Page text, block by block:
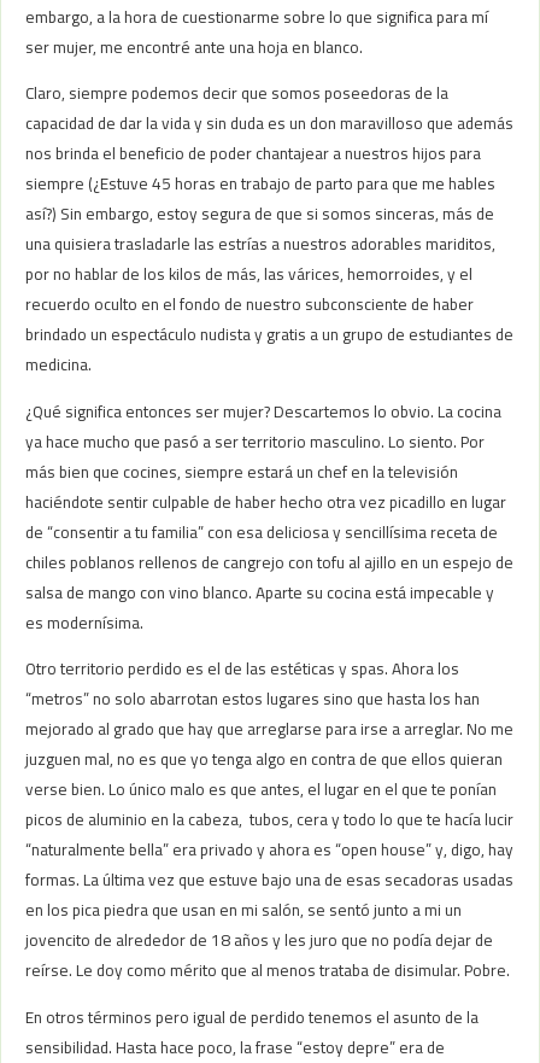
embargo, a la hora de cuestionarme sobre lo que significa para mí
ser mujer, me encontré ante una hoja en blanco.
Claro, siempre podemos decir que somos poseedoras de la
capacidad de dar la vida y sin duda es un don maravilloso que además
nos brinda el beneficio de poder chantajear a nuestros hijos para
siempre (¿Estuve 45 horas en trabajo de parto para que me hables
así?) Sin embargo, estoy segura de que si somos sinceras, más de
una quisiera trasladarle las estrías a nuestros adorables mariditos,
por no hablar de los kilos de más, las várices, hemorroides, y el
recuerdo oculto en el fondo de nuestro subconsciente de haber
brindado un espectáculo nudista y gratis a un grupo de estudiantes de
medicina.
¿Qué significa entonces ser mujer? Descartemos lo obvio. La cocina
ya hace mucho que pasó a ser territorio masculino. Lo siento. Por
más bien que cocines, siempre estará un chef en la televisión
haciéndote sentir culpable de haber hecho otra vez picadillo en lugar
de “consentir a tu familia” con esa deliciosa y sencillísima receta de
chiles poblanos rellenos de cangrejo con tofu al ajillo en un espejo de
salsa de mango con vino blanco. Aparte su cocina está impecable y
es modernísima.
Otro territorio perdido es el de las estéticas y spas. Ahora los
“metros” no solo abarrotan estos lugares sino que hasta los han
mejorado al grado que hay que arreglarse para irse a arreglar. No me
juzguen mal, no es que yo tenga algo en contra de que ellos quieran
verse bien. Lo único malo es que antes, el lugar en el que te ponían
picos de aluminio en la cabeza, tubos, cera y todo lo que te hacía lucir
“naturalmente bella” era privado y ahora es “open house” y, digo, hay
formas. La última vez que estuve bajo una de esas secadoras usadas
en los pica piedra que usan en mi salón, se sentó junto a mi un
jovencito de alrededor de 18 años y les juro que no podía dejar de
reírse. Le doy como mérito que al menos trataba de disimular. Pobre.
En otros términos pero igual de perdido tenemos el asunto de la
sensibilidad. Hasta hace poco, la frase “estoy depre” era de